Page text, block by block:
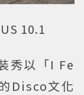
10.1
秀以「I Fe
Disco文化